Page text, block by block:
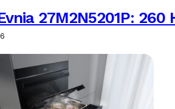
27M2N5201P: